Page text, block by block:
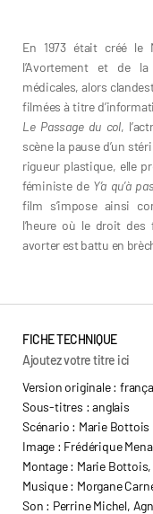
En 1973 était créé le
l’Avortement et de la
médicales, alors
filmées à titre
Le Passage du col,
scène la pause d’un
rigueur plastique, elle
féministe de Y’a qu’à
film s’impose ainsi
l’heure où le droit
avorter est battu en
FICHE TECHNIQUE
Ajoutez votre titre ici
Version originale :
Sous-titres : anglais
Scénario : Marie Bottois
Image : Frédérique
Montage : Marie
Musique : Morgane
Son : Perrine Michel,